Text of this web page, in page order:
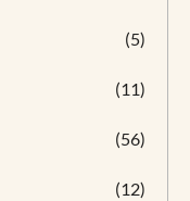
(5)
(11)
(56)
(12)